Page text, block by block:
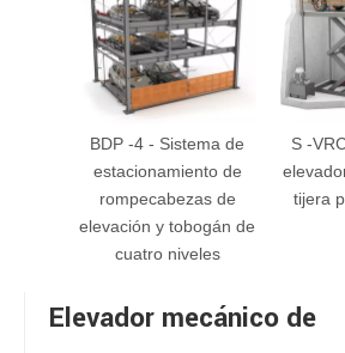
BDP -4 - Sistema de
estacionamiento de
rompecabezas de
elevación y tobogán de
cuatro niveles
S -
tijera
Elevador mecánico de